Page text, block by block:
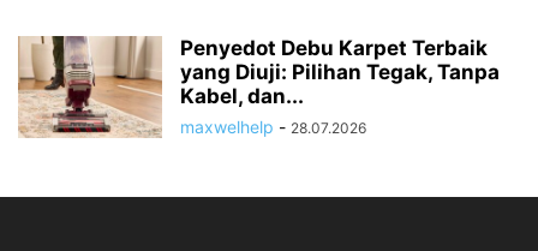
Penyedot Debu Karpet Terbaik
yang Diuji: Pilihan Tegak, Tanpa
Kabel, dan...
maxwelhelp - 28.07.2026